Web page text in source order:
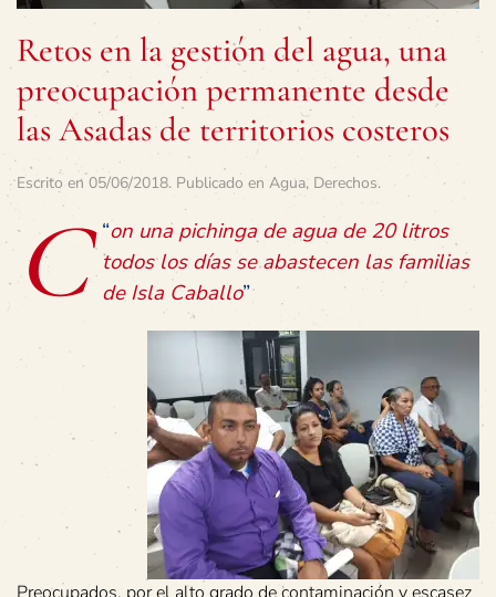
Retos en la gestión del agua, una
preocupación permanente desde
las Asadas de territorios costeros
Escrito en 05/06/2018. Publicado en Agua, Derechos.
“
C
on una pichinga de agua de 20 litros
todos los días se abastecen las familias
de Isla Caballo”
Preocupados, por el alto grado de contaminación y escasez